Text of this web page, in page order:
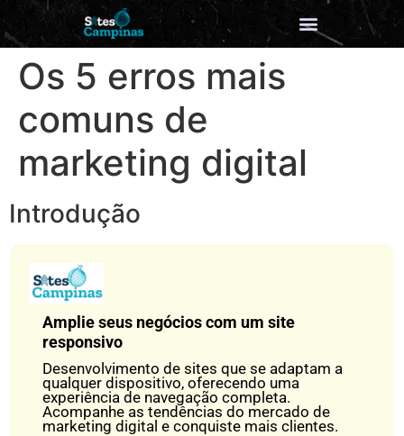
Os 5 erros mais
comuns de
marketing digital
Introdução
Amplie seus negócios com um site
responsivo
Desenvolvimento de sites que se adaptam a
qualquer dispositivo, oferecendo uma
experiência de navegação completa.
Acompanhe as tendências do mercado de
marketing digital e conquiste mais clientes.